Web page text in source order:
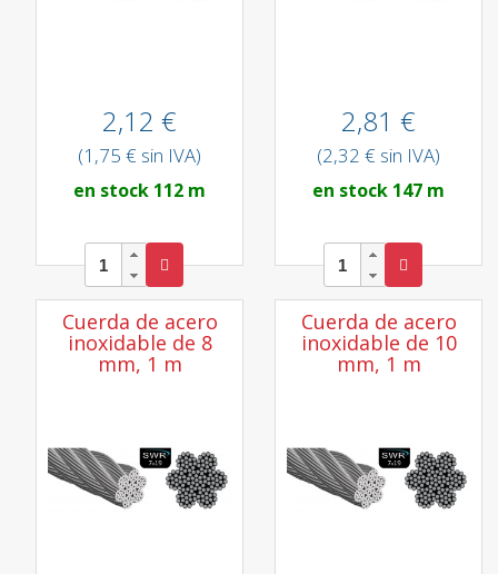
2,12 €
(1,75 € sin IVA)
en stock 112 m
2,81 €
(2,32 € sin IVA)
en stock 147 m
Cuerda de acero
inoxidable de 8
mm, 1 m
Cuerda de acero
inoxidable de 10
mm, 1 m